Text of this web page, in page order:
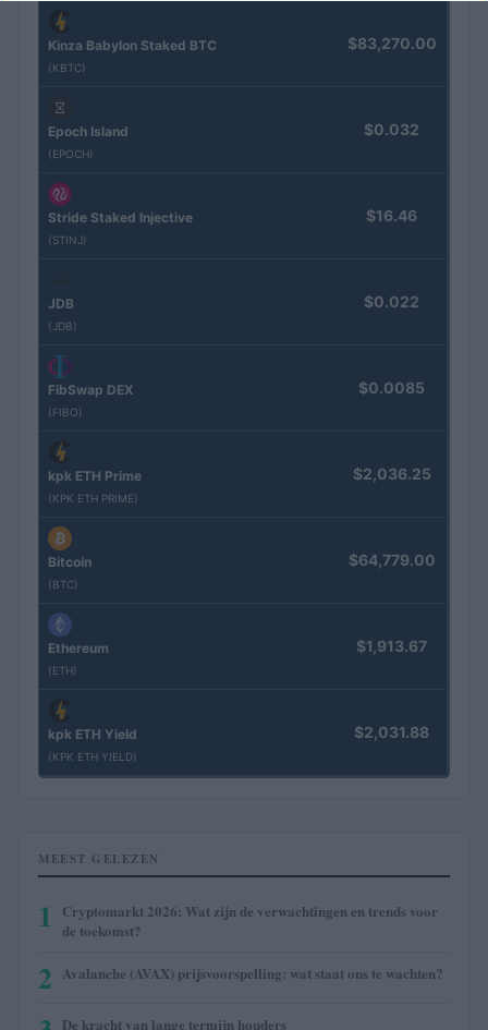
Kinza Babylon Staked BTC
(KBTC)
$83,270.00
Epoch Island
(EPOCH)
$0.032
Stride Staked Injective
(STINJ)
$16.46
JDB
(JDB)
$0.022
FibSwap DEX
(FIBO)
$0.0085
kpk ETH Prime
(KPK ETH PRIME)
$2,036.25
Bitcoin
(BTC)
$64,779.00
Ethereum
(ETH)
$1,913.67
kpk ETH Yield
(KPK ETH YIELD)
$2,031.88
MEEST GELEZEN
1
Cryptomarkt 2026: Wat zijn de verwachtingen en trends voor
de toekomst?
2 Avalanche (AVAX) prijsvoorspelling: wat staat ons te wachten?
De kracht van lange termijn houders